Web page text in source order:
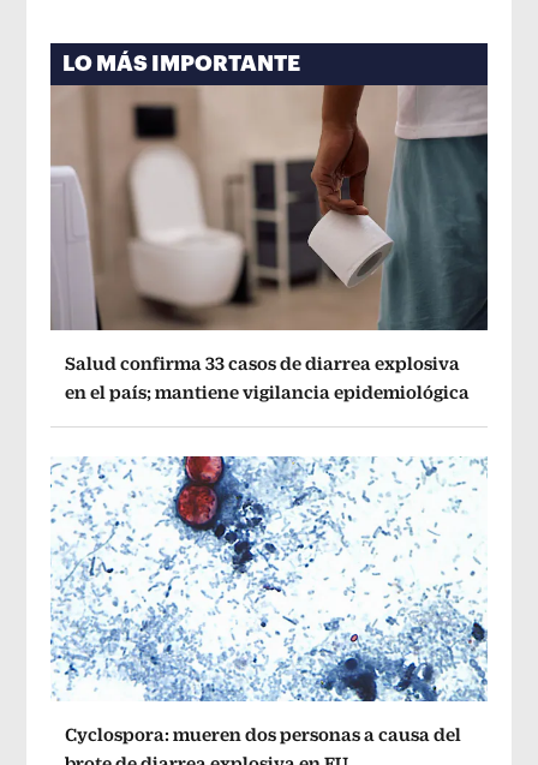
LO MÁS IMPORTANTE
Salud confirma 33 casos de diarrea explosiva
en el país; mantiene vigilancia epidemiológica
Cyclospora: mueren dos personas a causa del